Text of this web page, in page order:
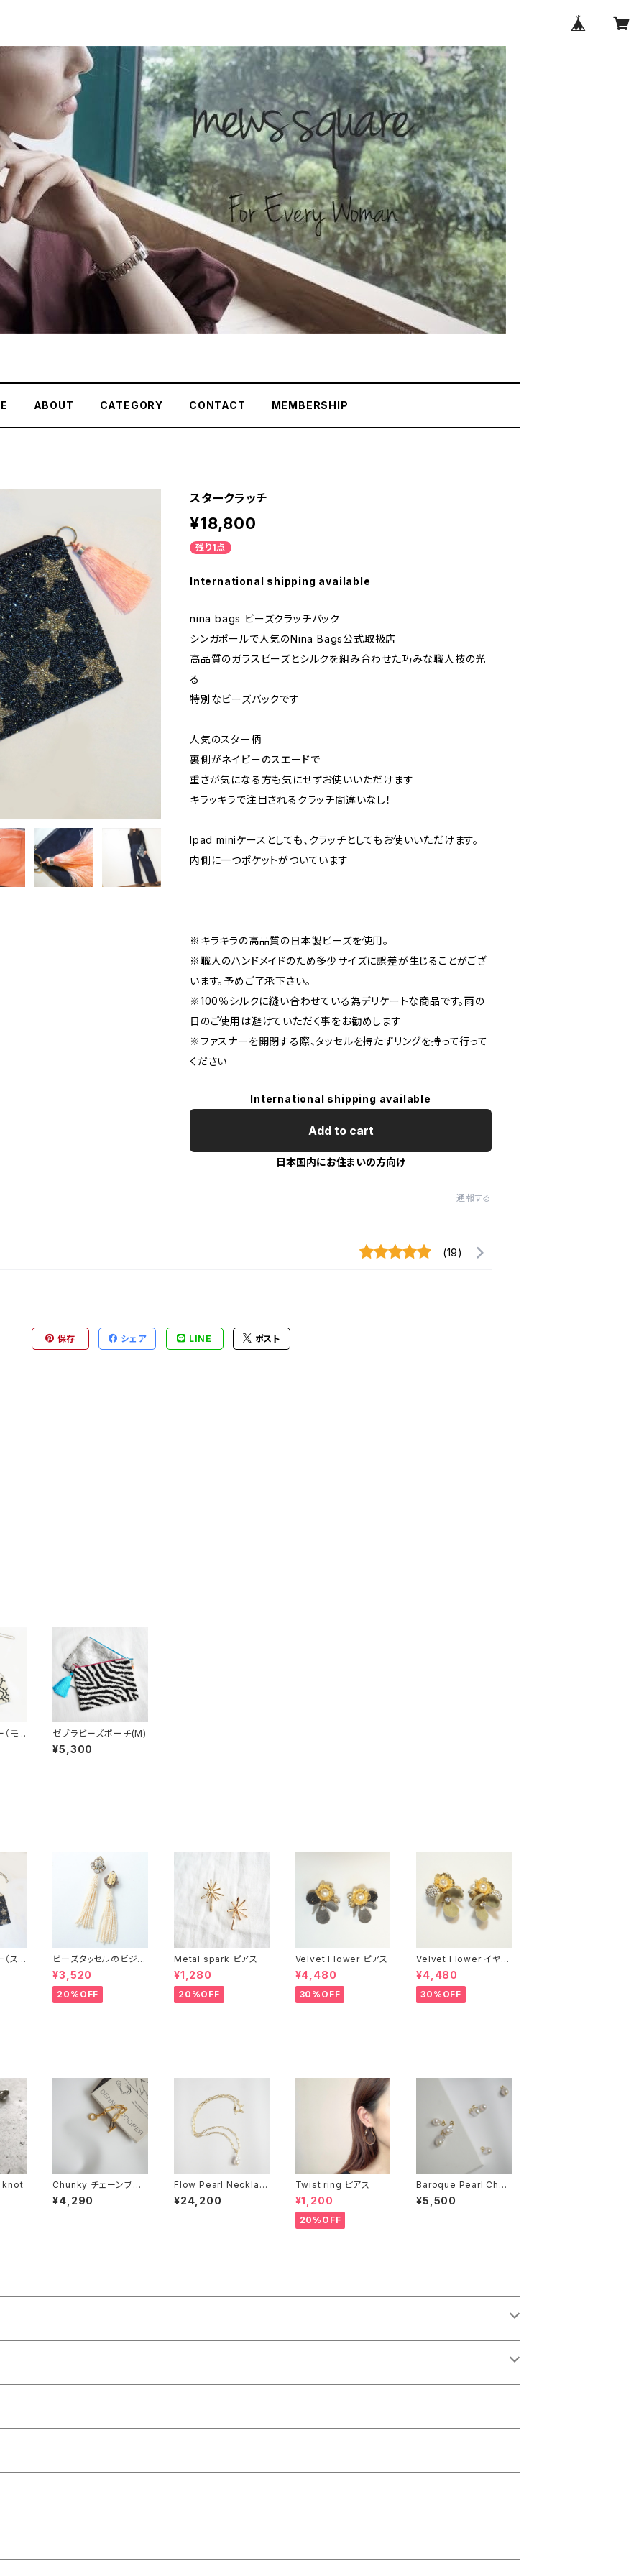
ABOUT CATEGORY CONTACT MEMBERSHIP
スタークラッチ
¥18,800
残り1点
International shipping available
nina bags ビーズクラッチバック
シンガポールで人気のNina Bags公式取扱店
高品質のガラスビーズとシルクを組み合わせた巧みな職人技の光
る
特別なビーズバックです
人気のスター柄
裏側がネイビーのスエードで
重さが気になる方も気にせずお使いいただけます
キラッキラで注目されるクラッチ間違いなし！
Ipad miniケースとしても、クラッチとしてもお使いいただけます。
内側に一つポケットがついています
※キラキラの高品質の日本製ビーズを使用。
※職人のハンドメイドのため多少サイズに誤差が生じることがござ
います。予めご了承下さい。
※100％シルクに縫い合わせている為デリケートな商品です。雨の
日のご使用は避けていただく事をお勧めします
※ファスナーを開閉する際、タッセルを持たずリングを持って行って
ください
International shipping available
Add to cart
日本国内にお住まいの方向け
通報する
(19)
保存 シェア LINE ポスト
（モ ゼブラビーズポーチ(M)
¥5,300
スタ
ビーズタッセルのビジュ
ーイヤリング
¥3,520
20%OFF
Metal spark ピアス
¥1,280
20%OFF
Velvet Flower ピアス
¥4,480
30%OFF
Velvet Flower イヤリ
ング
¥4,480
30%OFF
knot
Chunky チェーンブレ
スレット
¥4,290
Flow Pearl Necklac
e
¥24,200
Twist ring ピアス
¥1,200
20%OFF
Baroque Pearl Char
m
¥5,500